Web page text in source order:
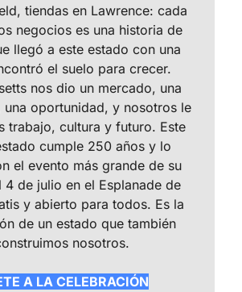
tiendas en Lawrence: cada
negocios es una historia de
llegó a este estado con una
el suelo para crecer.
nos dio un mercado, una
una oportunidad, y nosotros le
trabajo, cultura y futuro. Este
cumple 250 años y lo
el evento más grande de su
4 de julio en el Esplanade de
y abierto para todos. Es la
de un estado que también
nosotros.
A LA CELEBRACIÓN